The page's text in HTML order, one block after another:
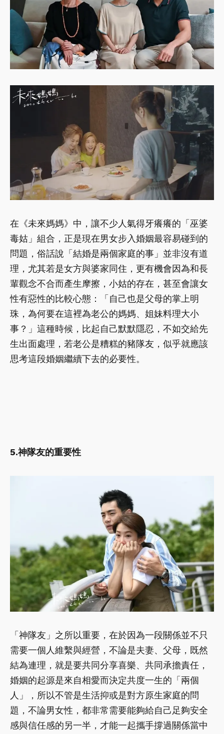
在《未來媽媽》中，讓不少人氣得牙癢癢的「巫婆
毒姑」組合，正是現在男女步入婚姻最容易碰到的
問題，俗話說「結婚是兩個家庭的事」並非沒有道
理，尤其若是女方與婆家同住，更有機會因為和長
輩觀念不合而產生摩擦，小姑的存在，甚至會讓女
性有惡性的比較心態：「自己也是父母的掌上明
珠，為何要在這裡為老公的媽媽、姐妹料理大小
事？」這種時候，比起自己默默隱忍，不如交給先
生出面處理，若老公是糟糕的豬隊友，似乎就應該
思考這段婚姻繼續下去的必要性。
5.神隊友的重要性
「神隊友」之所以重要，在於因為一段關係並不只
需要一個人維繫與經營，不論是夫妻、父母，既然
結為連理，就是要共同分享喜樂、共同承擔責任，
婚姻的起源是來自相愛而決定共度一生的「兩個
人」，所以不管是生活抑或是對方原生家庭的問
題，不論男女性，都非常需要能夠給自己足夠安全
感與信任感的另一半，才能一起攜手撐過關係當中